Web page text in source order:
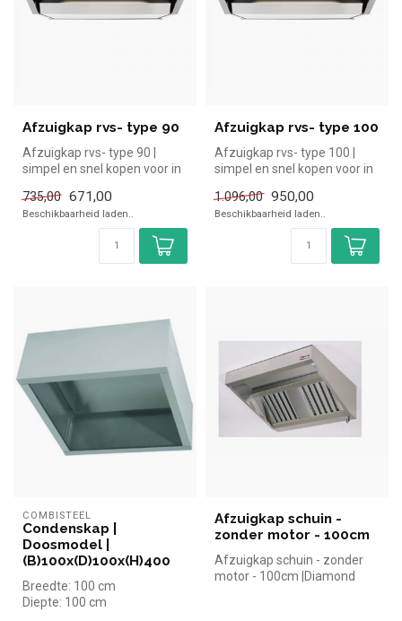
Afzuigkap rvs- type 90
Afzuigkap rvs- type 90 |
simpel en snel kopen voor in
735,00 671,00
Beschikbaarheid laden..
Afzuigkap rvs- type 100
Afzuigkap rvs- type 100 |
simpel en snel kopen voor in
1.096,00 950,00
Beschikbaarheid laden..
COMBISTEEL
Condenskap |
Doosmodel |
(B)100x(D)100x(H)400
Breedte: 100 cm
Diepte: 100 cm
Afzuigkap schuin -
zonder motor - 100cm
Afzuigkap schuin - zonder
motor - 100cm |Diamond